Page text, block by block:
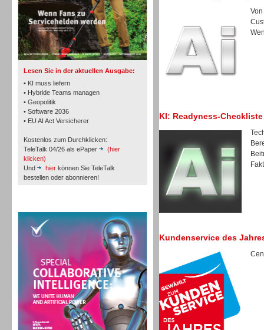
Lesen Sie in der aktuellen Ausgabe:
• KI muss liefern
• Hybride Teams managen
• Geopolitik
• Software 2036
• EU AI Act Versicherer
Kostenlos zum Durchklicken:
TeleTalk 04/26 als ePaper
(hier
klicken)
Und
hier können Sie TeleTalk
bestellen oder abonnieren!
TK- und ACD-Systeme
Workforce-Management
Personal
KI: Readyness-Checkliste
Kundenservice des